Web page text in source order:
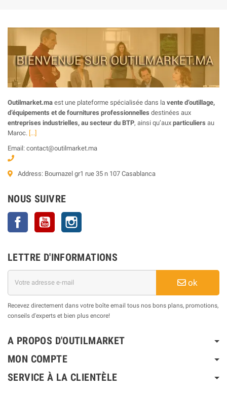
Outilmarket.ma est une plateforme spécialisée dans la vente d’outillage,
d’équipements et de fournitures professionnelles destinées aux
entreprises industrielles, au secteur du BTP, ainsi qu’aux particuliers au
Maroc. [...]
Email: contact@outilmarket.ma
Address: Bournazel gr1 rue 35 n 107 Casablanca
NOUS SUIVRE
Facebook YouTube
LETTRE D'INFORMATIONS
ok
Recevez directement dans votre boîte email tous nos bons plans, promotions,
conseils d'experts et bien plus encore!
A PROPOS D'OUTILMARKET
MON COMPTE
SERVICE À LA CLIENTÈLE